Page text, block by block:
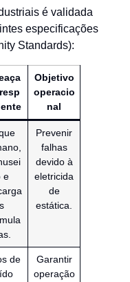
é validada
especificações
Standards):
Objetivo
operacio
nal
e
s
Prevenir
falhas
devido à
eletricida
de
estática.
de
Garantir
operação